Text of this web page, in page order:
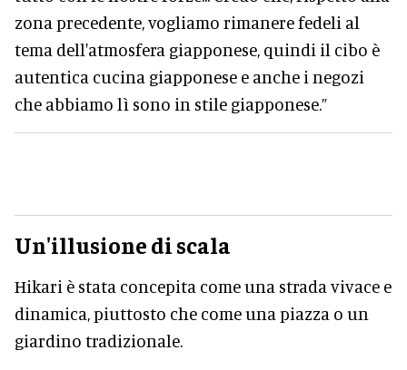
zona precedente, vogliamo rimanere fedeli al
tema dell'atmosfera giapponese, quindi il cibo è
autentica cucina giapponese e anche i negozi
che abbiamo lì sono in stile giapponese.”
Un'illusione di scala
Hikari è stata concepita come una strada vivace e
dinamica, piuttosto che come una piazza o un
giardino tradizionale.